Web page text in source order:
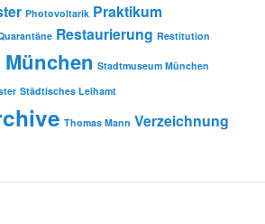
Photovoltarik Praktikum
Restaurierung Restitution
Stadtmuseum München
Städtisches Leihamt
Thomas Mann Verzeichnung